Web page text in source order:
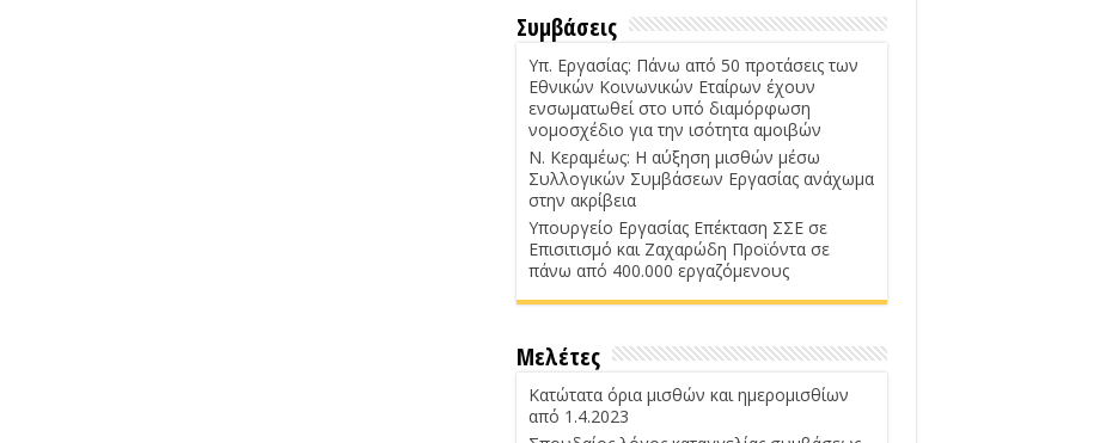
Συμβάσεις
Υπ. Εργασίας: Πάνω από 50 προτάσεις των
Εθνικών Κοινωνικών Εταίρων έχουν
ενσωματωθεί στο υπό διαμόρφωση
νομοσχέδιο για την ισότητα αμοιβών
Ν. Κεραμέως: Η αύξηση μισθών μέσω
Συλλογικών Συμβάσεων Εργασίας ανάχωμα
στην ακρίβεια
Υπουργείο Εργασίας Επέκταση ΣΣΕ σε
Επισιτισμό και Ζαχαρώδη Προϊόντα σε
πάνω από 400.000 εργαζόμενους
Μελέτες
Κατώτατα όρια μισθών και ημερομισθίων
από 1.4.2023